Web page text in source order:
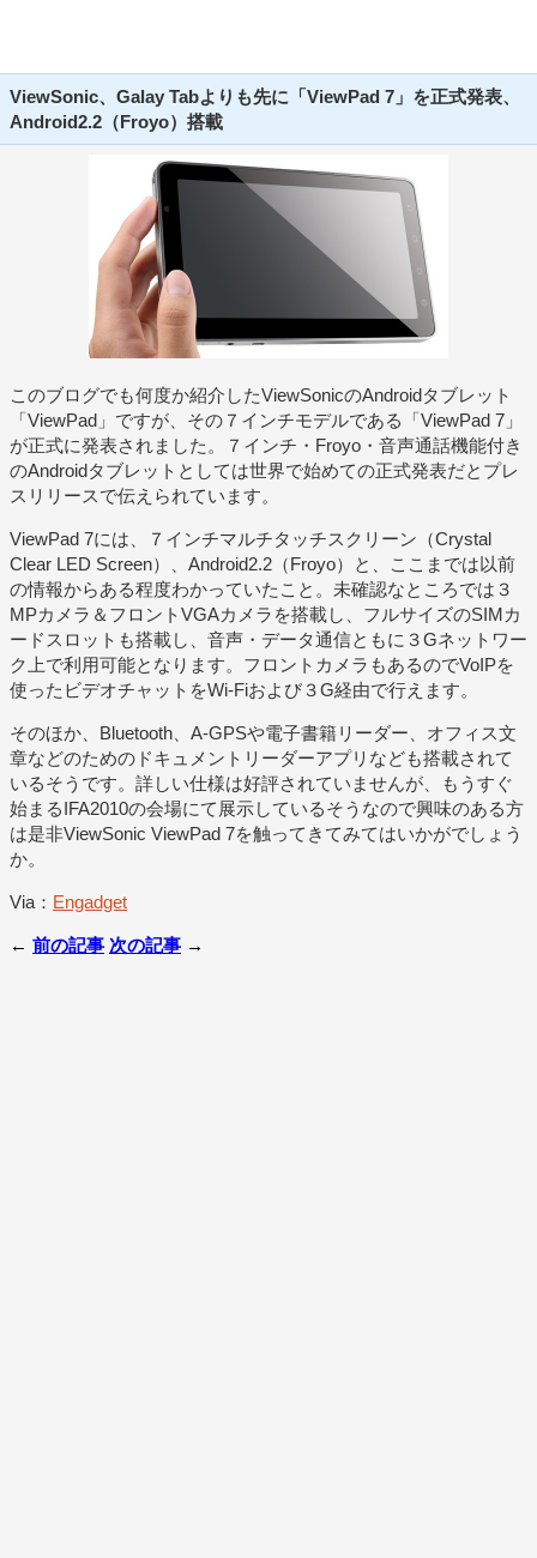
ViewSonic、Galay Tabよりも先に「ViewPad 7」を正式発表、
Android2.2（Froyo）搭載
このブログでも何度か紹介したViewSonicのAndroidタブレット
「ViewPad」ですが、その７インチモデルである「ViewPad 7」
が正式に発表されました。７インチ・Froyo・音声通話機能付き
のAndroidタブレットとしては世界で始めての正式発表だとプレ
スリリースで伝えられています。
ViewPad 7には、７インチマルチタッチスクリーン（Crystal
Clear LED Screen）、Android2.2（Froyo）と、ここまでは以前
の情報からある程度わかっていたこと。未確認なところでは３
MPカメラ＆フロントVGAカメラを搭載し、フルサイズのSIMカ
ードスロットも搭載し、音声・データ通信ともに３Gネットワー
ク上で利用可能となります。フロントカメラもあるのでVoIPを
使ったビデオチャットをWi-Fiおよび３G経由で行えます。
そのほか、Bluetooth、A-GPSや電子書籍リーダー、オフィス文
章などのためのドキュメントリーダーアプリなども搭載されて
いるそうです。詳しい仕様は好評されていませんが、もうすぐ
始まるIFA2010の会場にて展示しているそうなので興味のある方
は是非ViewSonic ViewPad 7を触ってきてみてはいかがでしょう
か。
Via： Engadget
← 前の記事 次の記事 →